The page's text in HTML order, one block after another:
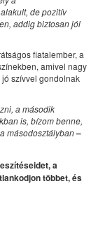
de pozitív
addig biztosan jól
fiatalember, a
amivel nagy
szívvel gondolnak
a második
is, bízom benne,
másodosztályban–
a
többet, és